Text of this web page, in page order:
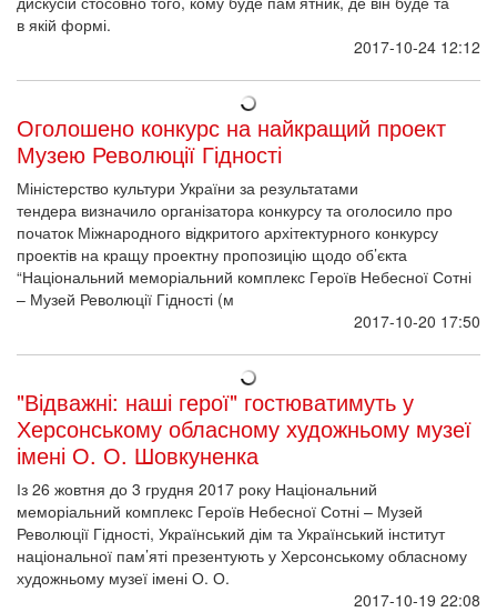
в якій формі.
2017-10-24 12:12
Оголошено конкурс на найкращий проект
Музею Революції Гідності
Міністерство культури України за результатами
тендера визначило організатора конкурсу та оголосило про
початок Міжнародного відкритого архітектурного конкурсу
проектів на кращу проектну пропозицію щодо об’єкта
“Національний меморіальний комплекс Героїв Небесної Сотні
– Музей Революції Гідності (м
2017-10-20 17:50
"Відважні: наші герої" гостюватимуть у
Херсонському обласному художньому музеї
імені О. О. Шовкуненка
Із 26 жовтня до 3 грудня 2017 року Національний
меморіальний комплекс Героїв Небесної Сотні – Музей
Революції Гідності, Український дім та Український інститут
національної пам’яті презентують у Херсонському обласному
художньому музеї імені О. О.
2017-10-19 22:08